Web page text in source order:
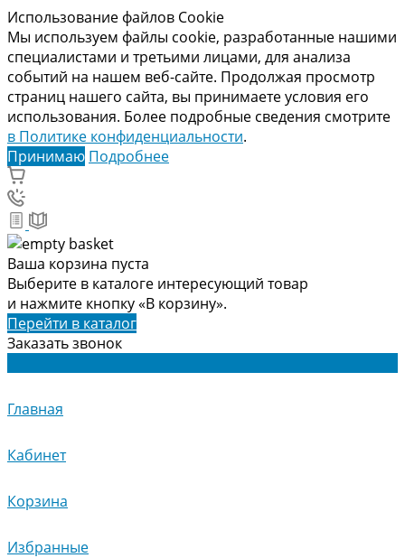
Использование файлов Cookie
Мы используем файлы cookie, разработанные нашими
специалистами и третьими лицами, для анализа
событий на нашем веб-сайте. Продолжая просмотр
страниц нашего сайта, вы принимаете условия его
использования. Более подробные сведения смотрите
в Политике конфиденциальности.
Принимаю Подробнее
Ваша корзина пуста
Выберите в каталоге интересующий товар
и нажмите кнопку «В корзину».
Перейти в каталог
Заказать звонок
Главная
Кабинет
Корзина
Избранные